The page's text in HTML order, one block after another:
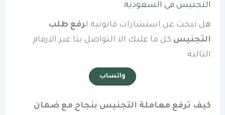
التجنيس في السعودية
هل تبحث عن استشارات قانونية لرفع طلب
التجنيس كل ما عليك الا التواصل بنا عبر الارقام
التالية
واتساب
كيف ترفع معاملة التجنيس بنجاح مع ضمان